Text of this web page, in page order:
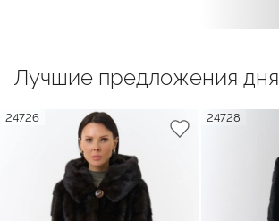
Лучшие предложения дня
24726 24728